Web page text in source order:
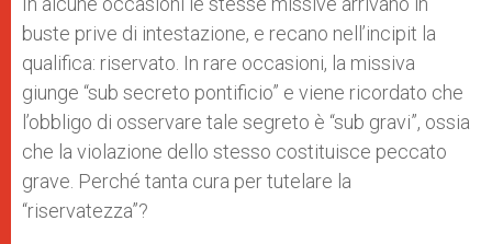
buste prive di intestazione, e recano nell’incipit la
qualifica: riservato. In rare occasioni, la missiva
giunge “sub secreto pontificio” e viene ricordato che
l’obbligo di osservare tale segreto è “sub gravi”, ossia
che la violazione dello stesso costituisce peccato
grave. Perché tanta cura per tutelare la
“riservatezza”?